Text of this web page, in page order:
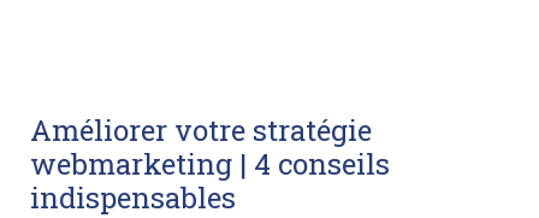
Améliorer votre stratégie
webmarketing | 4 conseils
indispensables